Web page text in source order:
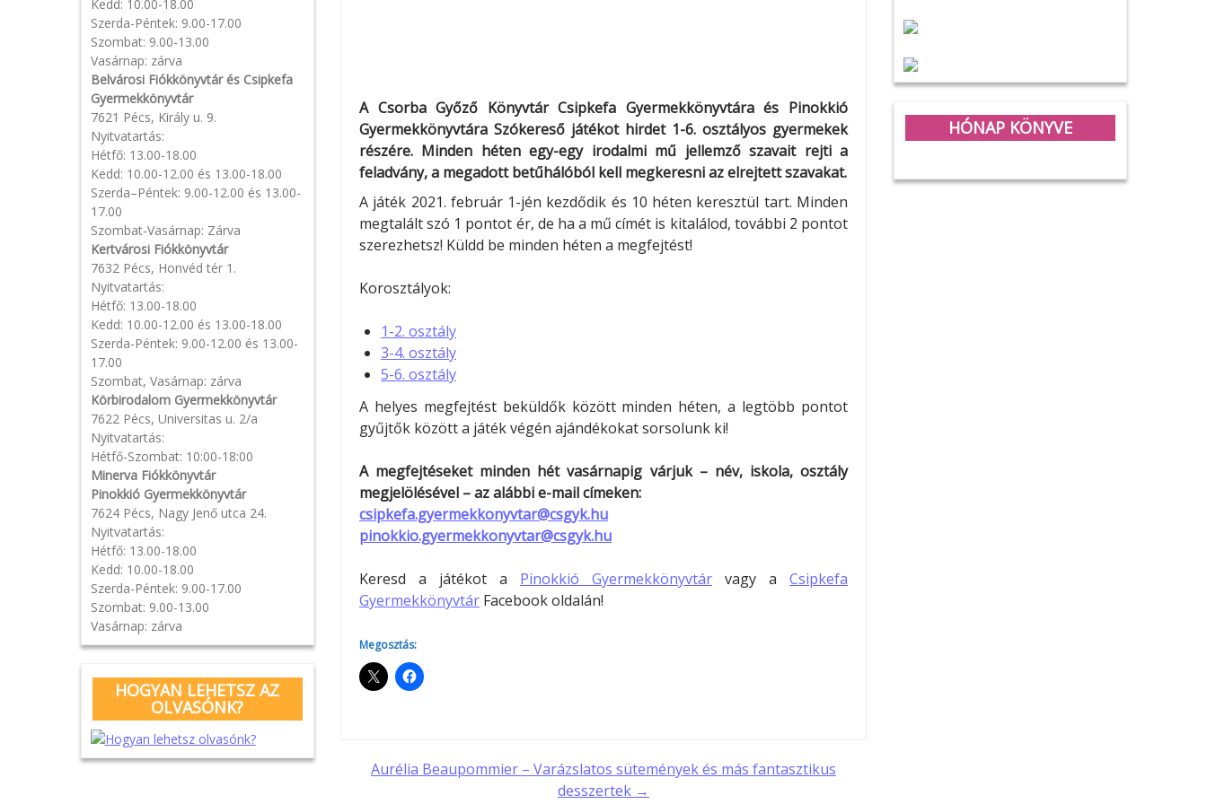
Kedd: 10.00-18.00
Szerda-Péntek: 9.00-17.00
Szombat: 9.00-13.00
Vasárnap: zárva
Belvárosi Fiókkönyvtár és Csipkefa
Gyermekkönyvtár
7621 Pécs, Király u. 9.
Nyitvatartás:
Hétfő: 13.00-18.00
Kedd: 10.00-12.00 és 13.00-18.00
Szerda–Péntek: 9.00-12.00 és 13.00-
17.00
Szombat-Vasárnap: Zárva
Kertvárosi Fiókkönyvtár
7632 Pécs, Honvéd tér 1.
Nyitvatartás:
Hétfő: 13.00-18.00
Kedd: 10.00-12.00 és 13.00-18.00
Szerda-Péntek: 9.00-12.00 és 13.00-
17.00
Szombat, Vasárnap: zárva
Körbirodalom Gyermekkönyvtár
7622 Pécs, Universitas u. 2/a
Nyitvatartás:
Hétfő-Szombat: 10:00-18:00
Minerva Fiókkönyvtár
Pinokkió Gyermekkönyvtár
7624 Pécs, Nagy Jenő utca 24.
Nyitvatartás:
Hétfő: 13.00-18.00
Kedd: 10.00-18.00
Szerda-Péntek: 9.00-17.00
Szombat: 9.00-13.00
Vasárnap: zárva
HOGYAN LEHETSZ AZ
OLVASÓNK?
HÓNAP KÖNYVE
A Csorba Győző Könyvtár Csipkefa Gyermekkönyvtára és Pinokkió
Gyermekkönyvtára Szókereső játékot hirdet 1-6. osztályos gyermekek
részére. Minden héten egy-egy irodalmi mű jellemző szavait rejti a
feladvány, a megadott betűhálóból kell megkeresni az elrejtett szavakat.
A játék 2021. február 1-jén kezdődik és 10 héten keresztül tart. Minden
megtalált szó 1 pontot ér, de ha a mű címét is kitalálod, további 2 pontot
szerezhetsz! Küldd be minden héten a megfejtést!
Korosztályok:
1-2. osztály
3-4. osztály
5-6. osztály
A helyes megfejtést beküldők között minden héten, a legtöbb pontot
gyűjtők között a játék végén ajándékokat sorsolunk ki!
A megfejtéseket minden hét vasárnapig várjuk – név, iskola, osztály
megjelölésével – az alábbi e-mail címeken:
csipkefa.gyermekkonyvtar@csgyk.hu
pinokkio.gyermekkonyvtar@csgyk.hu
Keresd a játékot a Pinokkió Gyermekkönyvtár vagy a Csipkefa
Gyermekkönyvtár Facebook oldalán!
Megosztás:
Post
Aurélia Beaupommier – Varázslatos sütemények és más fantasztikus
desszertek →